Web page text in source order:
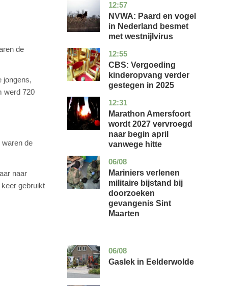
de
jongens,
werd 720
waren de
naar
gebruikt
12:57
utrecht
nieuws
NVWA: Paard en vogel
in Nederland besmet
met westnijlvirus
12:55
zuid-
holland
economie
CBS: Vergoeding
kinderopvang verder
gestegen in 2025
12:31
utrecht
nieuws
Marathon Amersfoort
wordt 2027 vervroegd
naar begin april
vanwege hitte
06/08
buitenland
Mariniers verlenen
militaire bijstand bij
doorzoeken
gevangenis Sint
Maarten
06/08
drenthe
nieuws
Gaslek in Eelderwolde